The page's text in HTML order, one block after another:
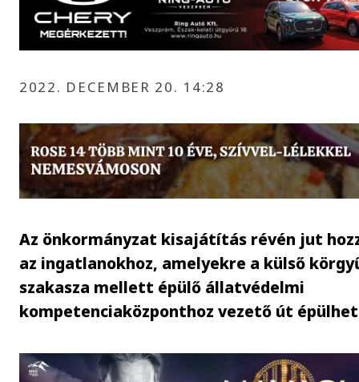
2022. DECEMBER 20. 14:28
Az önkormányzat kisajátítás révén jut
az ingatlanokhoz, amelyekre a külső
szakasza mellett épülő állatvédelmi
kompetenciaközponthoz vezető út